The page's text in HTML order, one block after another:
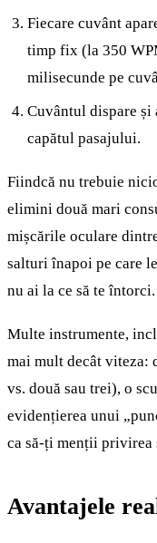
Fiecare cuvânt
timp fix (la 350
milisecunde pe
Cuvântul dispare și
capătul pasajului.
Fiindcă nu trebuie
elimini două mari
mișcările oculare
salturi înapoi pe care
nu ai la ce să te
Multe instrumente,
mai mult decât viteza:
vs. două sau trei), o
evidențierea unui
ca să-ți menții privirea
Avantajele